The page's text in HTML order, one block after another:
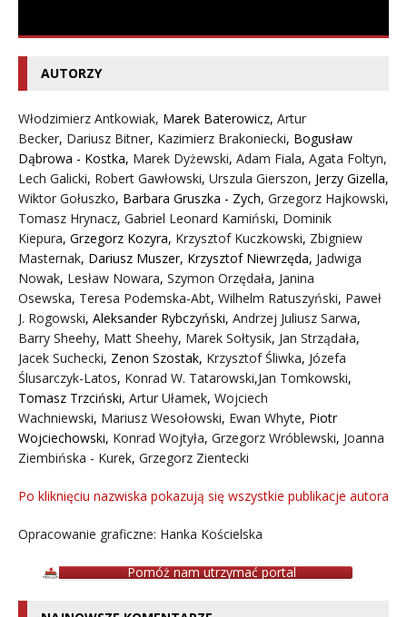
AUTORZY
Włodzimierz Antkowiak, Marek Baterowicz, Artur
Becker, Dariusz Bitner, Kazimierz Brakoniecki, Bogusław
Dąbrowa - Kostka, Marek Dyżewski, Adam Fiala, Agata Foltyn,
Lech Galicki, Robert Gawłowski, Urszula Gierszon, Jerzy Gizella,
Wiktor Gołuszko, Barbara Gruszka - Zych, Grzegorz Hajkowski,
Tomasz Hrynacz, Gabriel Leonard Kamiński, Dominik
Kiepura, Grzegorz Kozyra, Krzysztof Kuczkowski, Zbigniew
Masternak, Dariusz Muszer, Krzysztof Niewrzęda, Jadwiga
Nowak, Lesław Nowara, Szymon Orzędała, Janina
Osewska, Teresa Podemska-Abt, Wilhelm Ratuszyński, Paweł
J. Rogowski, Aleksander Rybczyński, Andrzej Juliusz Sarwa,
Barry Sheehy, Matt Sheehy, Marek Sołtysik, Jan Strządała,
Jacek Suchecki, Zenon Szostak, Krzysztof Śliwka, Józefa
Ślusarczyk-Latos, Konrad W. Tatarowski,Jan Tomkowski,
Tomasz Trzciński, Artur Ułamek, Wojciech
Wachniewski, Mariusz Wesołowski, Ewan Whyte, Piotr
Wojciechowski, Konrad Wojtyła, Grzegorz Wróblewski, Joanna
Ziembińska - Kurek, Grzegorz Zientecki
Po kliknięciu nazwiska pokazują się wszystkie publikacje autora
Opracowanie graficzne: Hanka Kościelska
Pomóż nam utrzymać portal